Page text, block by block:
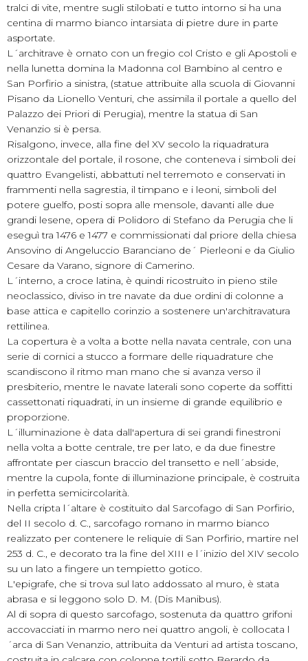
tralci di vite, mentre sugli stilobati e tutto intorno si ha una
centina di marmo bianco intarsiata di pietre dure in parte
asportate.
L´architrave è ornato con un fregio col Cristo e gli Apostoli e
nella lunetta domina la Madonna col Bambino al centro e
San Porfirio a sinistra, (statue attribuite alla scuola di Giovanni
Pisano da Lionello Venturi, che assimila il portale a quello del
Palazzo dei Priori di Perugia), mentre la statua di San
Venanzio si è persa.
Risalgono, invece, alla fine del XV secolo la riquadratura
orizzontale del portale, il rosone, che conteneva i simboli dei
quattro Evangelisti, abbattuti nel terremoto e conservati in
frammenti nella sagrestia, il timpano e i leoni, simboli del
potere guelfo, posti sopra alle mensole, davanti alle due
grandi lesene, opera di Polidoro di Stefano da Perugia che li
eseguì tra 1476 e 1477 e commissionati dal priore della chiesa
Ansovino di Angeluccio Baranciano de´ Pierleoni e da Giulio
Cesare da Varano, signore di Camerino.
L´interno, a croce latina, è quindi ricostruito in pieno stile
neoclassico, diviso in tre navate da due ordini di colonne a
base attica e capitello corinzio a sostenere un'architravatura
rettilinea.
La copertura è a volta a botte nella navata centrale, con una
serie di cornici a stucco a formare delle riquadrature che
scandiscono il ritmo man mano che si avanza verso il
presbiterio, mentre le navate laterali sono coperte da soffitti
cassettonati riquadrati, in un insieme di grande equilibrio e
proporzione.
L´illuminazione è data dall'apertura di sei grandi finestroni
nella volta a botte centrale, tre per lato, e da due finestre
affrontate per ciascun braccio del transetto e nell´abside,
mentre la cupola, fonte di illuminazione principale, è costruita
in perfetta semicircolarità.
Nella cripta l´altare è costituito dal Sarcofago di San Porfirio,
del II secolo d. C., sarcofago romano in marmo bianco
realizzato per contenere le reliquie di San Porfirio, martire nel
253 d. C., e decorato tra la fine del XIII e l´inizio del XIV secolo
su un lato a fingere un tempietto gotico.
L'epigrafe, che si trova sul lato addossato al muro, è stata
abrasa e si leggono solo D. M. (Dis Manibus).
Al di sopra di questo sarcofago, sostenuta da quattro grifoni
accovacciati in marmo nero nei quattro angoli, è collocata l
´arca di San Venanzio, attribuita da Venturi ad artista toscano,